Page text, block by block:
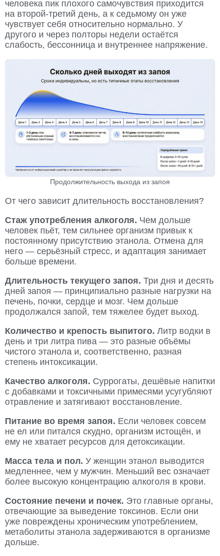
человека пик плохого самочувствия приходится
на второй-третий день, а к седьмому он уже
чувствует себя относительно нормально. У
другого и через полторы недели остаётся
слабость, бессонница и внутреннее напряжение.
Продолжительность выхода из запоя
От чего зависит длительность восстановления?
Стаж употребления алкоголя. Чем дольше
человек пьёт, тем сильнее организм привык к
постоянному присутствию этанола. Отмена для
него — серьёзный стресс, и адаптация занимает
больше времени.
Длительность текущего запоя. Три дня и десять
дней запоя — принципиально разные нагрузки на
печень, почки, сердце и мозг. Чем дольше
продолжался запой, тем тяжелее будет выход.
Количество и крепость выпитого. Литр водки в
день и три литра пива — это разные объёмы
чистого этанола и, соответственно, разная
степень интоксикации.
Качество алкоголя. Суррогаты, дешёвые напитки
с добавками и токсичными примесями усугубляют
отравление и затягивают восстановление.
Питание во время запоя. Если человек совсем
не ел или питался скудно, организм истощён, и
ему не хватает ресурсов для детоксикации.
Масса тела и пол. У женщин этанол выводится
медленнее, чем у мужчин. Меньший вес означает
более высокую концентрацию алкоголя в крови.
Состояние печени и почек. Это главные органы,
отвечающие за выведение токсинов. Если они
уже повреждены хроническим употреблением,
метаболиты этанола задерживаются в организме
дольше.